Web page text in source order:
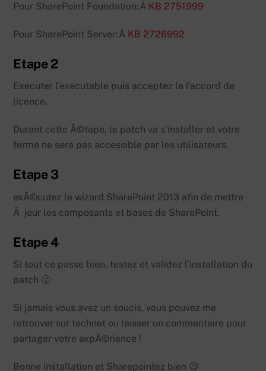
Pour SharePoint Foundation:Â KB 2751999
Pour SharePoint Server:Â KB 2726992
Etape 2
Executer l’executable puis acceptez la l’accord de
licence.
Durant cette Ã©tape, le patch va s’installer et votre
ferme ne sera pas accessible par les utilisateurs.
Etape 3
exÃ©cutez le wizard SharePoint 2013 afin de mettre
Ã jour les composants et bases de SharePoint.
Etape 4
Si tout ce passe bien, testez et validez l’installation du
patch 🙂
Si jamais vous avez un soucis, vous pouvez me
retrouver sur technet ou laisser un commentaire pour
partager votre expÃ©rience !
Bonne installation et Sharepointez bien 😉